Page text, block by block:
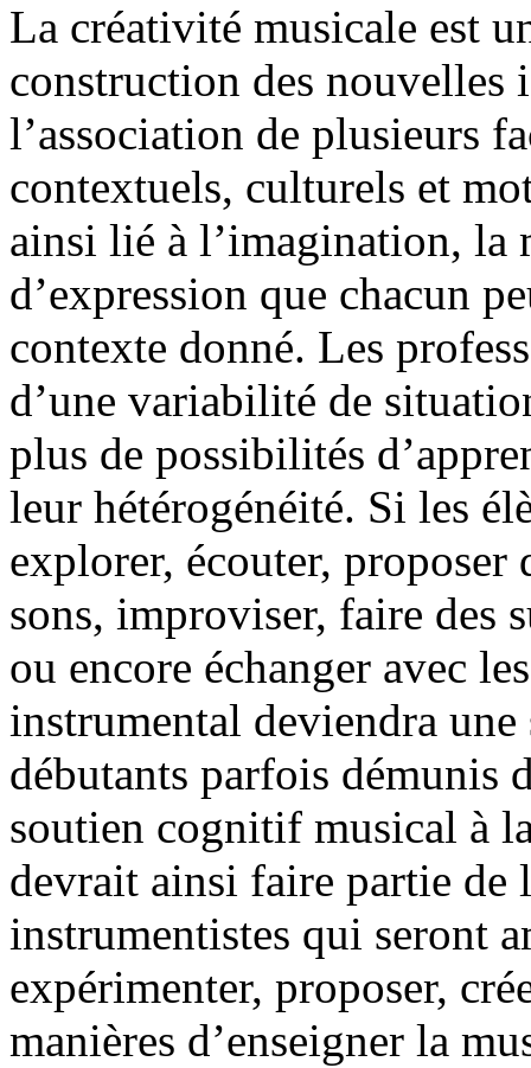
La créativité musicale est
construction des nouvelles
l’association de plusieurs
contextuels, culturels et
ainsi lié à l’imagination,
d’expression que chacun
contexte donné. Les
d’une variabilité de
plus de possibilités
leur hétérogénéité. Si les
explorer, écouter, proposer
sons, improviser, faire des
ou encore échanger avec
instrumental deviendra
débutants parfois démunis
soutien cognitif musical à
devrait ainsi faire partie de
instrumentistes qui seront
expérimenter, proposer,
manières d’enseigner la